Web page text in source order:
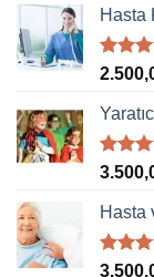
Hasta
5
aldı
5
aldı
Hasta
5